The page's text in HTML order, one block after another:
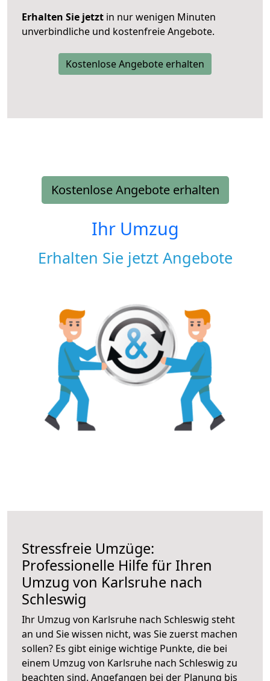
Erhalten Sie jetzt in nur wenigen Minuten
unverbindliche und kostenfreie Angebote.
Kostenlose Angebote erhalten
Kostenlose Angebote erhalten
Ihr Umzug
Erhalten Sie jetzt Angebote
Stressfreie Umzüge:
Professionelle Hilfe für Ihren
Umzug von Karlsruhe nach
Schleswig
Ihr Umzug von Karlsruhe nach Schleswig steht
an und Sie wissen nicht, was Sie zuerst machen
sollen? Es gibt einige wichtige Punkte, die bei
einem Umzug von Karlsruhe nach Schleswig zu
beachten sind. Angefangen bei der Planung bis